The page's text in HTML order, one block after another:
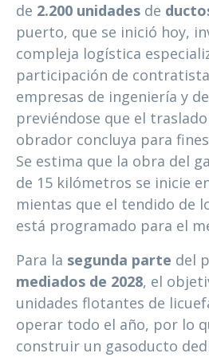
de 2.200 unidades de
puerto, que se inició hoy,
compleja logística
participación de
empresas de ingeniería y
previéndose que el
obrador concluya para
Se estima que la obra del
de 15 kilómetros se inicie
mientas que el tendido de
está programado para el
Para la segunda parte del
mediados de 2028, el
unidades flotantes de
operar todo el año, por lo
construir un gasoducto